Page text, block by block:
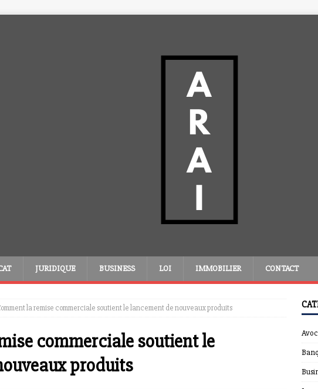
JURIDIQUE BUSINESS LOI IMMOBILIER CONTACT
la remise commerciale soutient le lancement de nouveaux produits
commerciale soutient le
produits